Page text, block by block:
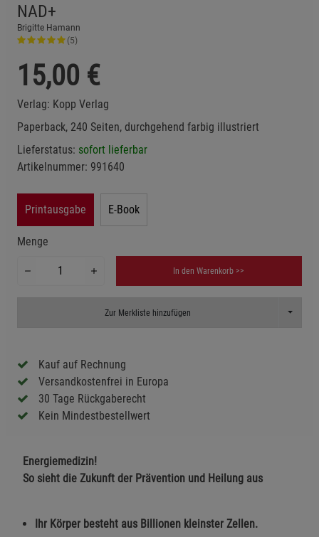
NAD+
Brigitte Hamann
(5)
15,00 €
Verlag: Kopp Verlag
Paperback, 240 Seiten, durchgehend farbig illustriert
Lieferstatus: sofort lieferbar
Artikelnummer: 991640
Printausgabe E-Book
Menge
In den Warenkorb >>
Zur Merkliste hinzufügen Toggle
Kauf auf Rechnung
Versandkostenfrei in Europa
30 Tage Rückgaberecht
Kein Mindestbestellwert
Energiemedizin!
So sieht die Zukunft der Prävention und Heilung aus
Ihr Körper besteht aus Billionen kleinster Zellen.